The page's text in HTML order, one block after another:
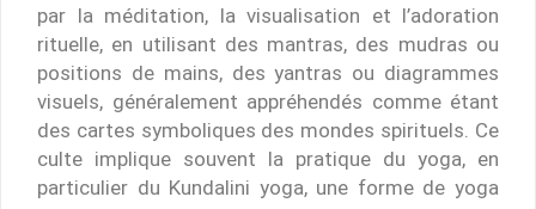
par la méditation, la visualisation et l’adoration
rituelle, en utilisant des mantras, des mudras ou
positions de mains, des yantras ou diagrammes
visuels, généralement appréhendés comme étant
des cartes symboliques des mondes spirituels. Ce
culte implique souvent la pratique du yoga, en
particulier du Kundalini yoga, une forme de yoga